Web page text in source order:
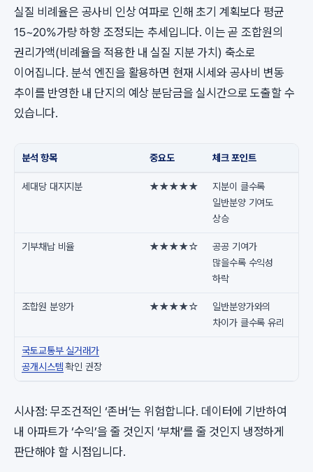
실질 비례율은 공사비 인상 여파로 인해 초기 계획보다 평균
15~20%가량 하향 조정되는 추세입니다. 이는 곧 조합원의
권리가액(비례율을 적용한 내 실질 지분 가치) 축소로
이어집니다. 분석 엔진을 활용하면 현재 시세와 공사비 변동
추이를 반영한 내 단지의 예상 분담금을 실시간으로 도출할 수
있습니다.
분석 항목 중요도 체크 포인트
세대당 대지지분 ★★★★★
지분이 클수록
일반분양 기여도
상승
기부채납 비율 ★★★★☆
공공 기여가
많을수록 수익성
하락
조합원 분양가 ★★★★☆
일반분양가와의
차이가 클수록 유리
국토교통부 실거래가
공개시스템확인 권장
시사점: 무조건적인 ‘존버’는 위험합니다. 데이터에 기반하여
내 아파트가 ‘수익’을 줄 것인지 ‘부채’를 줄 것인지 냉정하게
판단해야 할 시점입니다.